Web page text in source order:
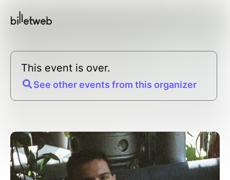
This event is over.
See other events from this organizer